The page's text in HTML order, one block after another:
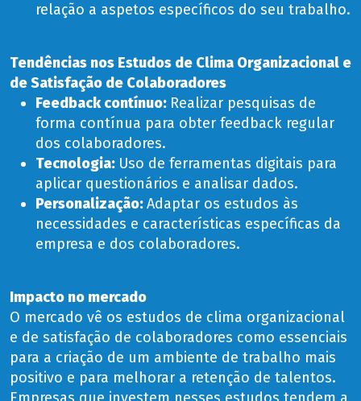
relação a aspetos específicos do seu trabalho.
Tendências nos Estudos de Clima Organizacional e
de Satisfação de Colaboradores
Feedback contínuo: Realizar pesquisas de
forma contínua para obter feedback regular
dos colaboradores.
Tecnologia: Uso de ferramentas digitais para
aplicar questionários e analisar dados.
Personalização:Adaptar os estudos às
necessidades e características específicas da
empresa e dos colaboradores.
Impacto no mercado
O mercado vê os estudos de clima organizacional
e de satisfação de colaboradores como essenciais
para a criação de um ambiente de trabalho mais
positivo e para melhorar a retenção de talentos.